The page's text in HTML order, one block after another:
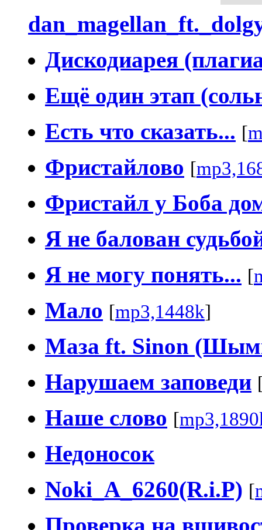
Дискодиарея
Ещё один этап
Есть что сказать... [
Фристайлово [
Фристайл у Боба
Я не балован
Я не могу понять... [
Мало [mp3,1448k]
Маза ft. Sinon
Нарушаем заповеди
Наше слово [
Недоносок
Noki_A_6260(R.i.P) [
Проверка на